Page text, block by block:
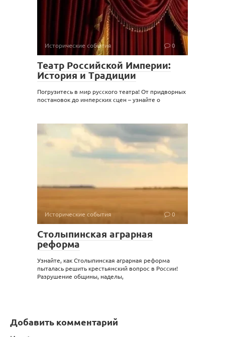
Исторические события 0
Театр Российской Империи:
История и Традиции
Погрузитесь в мир русского театра! От придворных
постановок до имперских сцен – узнайте о
Исторические события 0
Столыпинская аграрная
реформа
Узнайте, как Столыпинская аграрная реформа
пыталась решить крестьянский вопрос в России!
Разрушение общины, наделы,
Добавить комментарий